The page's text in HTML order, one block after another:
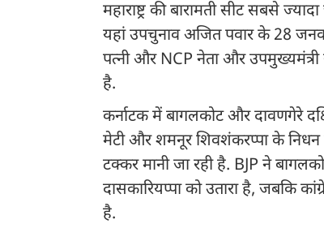
महाराष्ट्र की बारामती सीट सबसे
यहां उपचुनाव अजित पवार के 28
पत्नी और NCP नेता और उपमुख्यमंत्री
है.
कर्नाटक में बागलकोट और दावणगेरे
मेटी और शमनूर शिवशंकरप्पा के निधन
टक्कर मानी जा रही है. BJP ने
दासकारियप्पा को उतारा है, जबकि
है.